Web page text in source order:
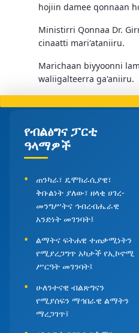
hojiin damee qonnaan
Ministirri Qonnaa Dr.
cinaatti mari'ataniiru.
Marichaan biyyoonni
waliigalteerra ga'aniiru.
የብልፅግና ፓርቲ
ዓላማዎች
ጠንካራ፣ ዴሞክራሲያዊ፣
ቅቡልነት ያለው፣ ዘላቂ ሀገረ-
መንግሥትና ኅብረብሔራዊ
አንድነት መገንባት፤
ልማትና ፍትሐዊ ተጠቃሚነትን
የሚያረጋግጥ አካታች የኢኮኖሚ
ሥርዓት መገንባት፤
ሁለንተናዊ ብልጽግናን
የሚያሰፍን ማኅበራዊ ልማትን
ማረጋገጥ፤